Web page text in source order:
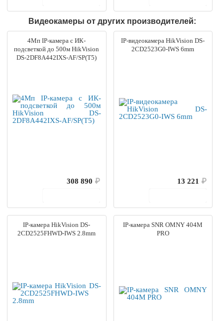
Видеокамеры от других производителей:
4Мп IP-камера с ИК-
подсветкой до 500м HikVision
DS-2DF8A442IXS-AF/SP(T5)
308 890 ₽
IP-видеокамера HikVision DS-
2CD2523G0-IWS 6mm
13 221 ₽
IP-камера HikVision DS-
2CD2525FHWD-IWS 2.8mm
IP-камера SNR OMNY 404M
PRO